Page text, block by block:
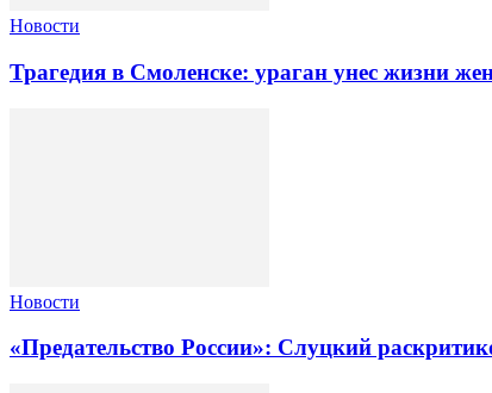
Новости
Трагедия в Смоленске: ураган унес жизни
Новости
«Предательство России»: Слуцкий